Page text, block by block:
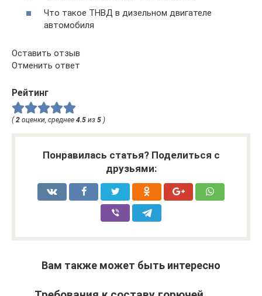
Что такое ТНВД в дизельном двигателе
автомобиля
Оставить отзыв
Отменить ответ
Рейтинг
( 2 оценки, среднее 4.5 из 5 )
Понравилась статья? Поделиться с
друзьями:
Вам также может быть интересно